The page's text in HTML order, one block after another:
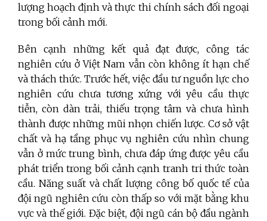
lượng hoạch định và thực thi chính sách đối ngoại
trong bối cảnh mới.
Bên cạnh những kết quả đạt được, công tác
nghiên cứu ở Việt Nam vẫn còn không ít hạn chế
và thách thức. Trước hết, việc đầu tư nguồn lực cho
nghiên cứu chưa tương xứng với yêu cầu thực
tiễn, còn dàn trải, thiếu trọng tâm và chưa hình
thành được những mũi nhọn chiến lược. Cơ sở vật
chất và hạ tầng phục vụ nghiên cứu nhìn chung
vẫn ở mức trung bình, chưa đáp ứng được yêu cầu
phát triển trong bối cảnh cạnh tranh tri thức toàn
cầu. Năng suất và chất lượng công bố quốc tế của
đội ngũ nghiên cứu còn thấp so với mặt bằng khu
vực và thế giới. Đặc biệt, đội ngũ cán bộ đầu ngành